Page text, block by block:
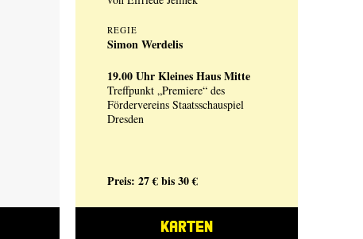
REGIE
Simon Werdelis
19.00 UhrKleines Haus Mitte
Treffpunkt „Premiere“ des
Fördervereins Staatsschauspiel
Dresden
Preis: 27 € bis 30 €
KARTEN